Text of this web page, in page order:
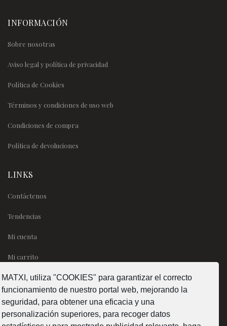
MATXI, utiliza "COOKIES" para garantizar el correcto
funcionamiento de nuestro portal web, mejorando la
seguridad, para obtener una eficacia y una
personalización superiores, para recoger datos
INFORMACIÓN
Sobre nosotras
Aviso legal y política de privacidad
Política de Cookies
Términos y condiciones de uso web
Condiciones de compra
Política de devoluciones
LINKS
Contáctenos
Tendencias
Mi cuenta
Mi carrito
SÍGUENOS